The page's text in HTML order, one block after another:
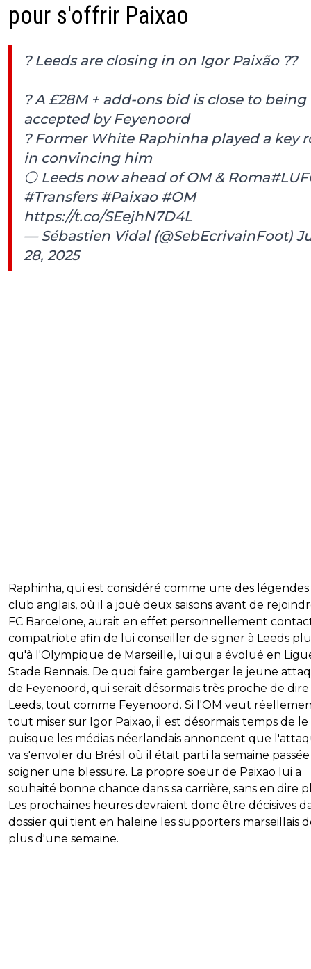
pour s'offrir Paixao
? Leeds are closing in on Igor Paixão ??
? A £28M + add-ons bid is close to being
accepted by Feyenoord
? Former White Raphinha played a key
in convincing him
⚪️ Leeds now ahead of OM & Roma
#Transfers #Paixao #OM
https://t.co/SEejhN7D4L
— Sébastien Vidal (@SebEcrivainFoot)
28, 2025
Raphinha, qui est considéré comme une des
club anglais, où il a joué deux saisons avant de
FC Barcelone, aurait en effet personnellement
compatriote afin de lui conseiller de signer à Leeds
qu'à l'Olympique de Marseille, lui qui a évolué en
Stade Rennais. De quoi faire gamberger le jeune
de Feyenoord, qui serait désormais très proche de dire
Leeds, tout comme Feyenoord. Si l'OM veut
tout miser sur Igor Paixao, il est désormais temps de le
puisque les médias néerlandais annoncent que
va s'envoler du Brésil où il était parti la semaine
soigner une blessure. La propre soeur de Paixao lui a
souhaité bonne chance dans sa carrière, sans en dire
Les prochaines heures devraient donc être décisives
dossier qui tient en haleine les supporters marseillais
plus d'une semaine.